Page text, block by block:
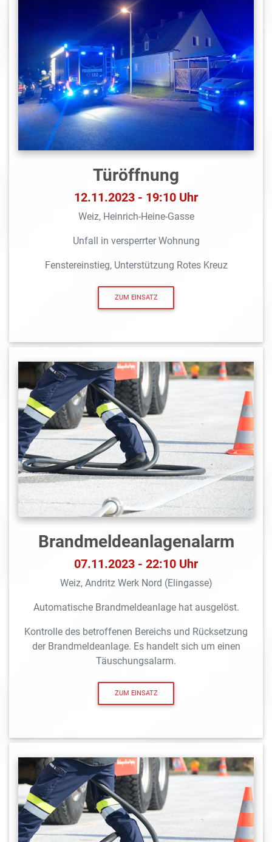
Türöffnung
12.11.2023 - 19:10 Uhr
Weiz, Heinrich-Heine-Gasse
Unfall in versperrter Wohnung
Fenstereinstieg, Unterstützung Rotes Kreuz
ZUM EINSATZ
Brandmeldeanlagen­alarm
07.11.2023 - 22:10 Uhr
Weiz, Andritz Werk Nord (Elingasse)
Automatische Brandmeldeanlage hat ausgelöst.
Kontrolle des betroffenen Bereichs und Rücksetzung
der Brandmeldeanlage. Es handelt sich um einen
Täuschungsalarm.
ZUM EINSATZ